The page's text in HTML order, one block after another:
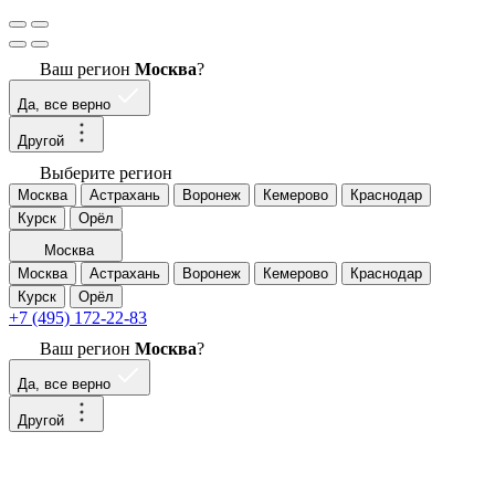
Ваш регион Москва?
Да, все верно
Другой
Выберите регион
Москва Астрахань Воронеж Кемерово
Краснодар
Курск
Орёл
Москва
Москва
Астрахань Воронеж Кемерово
Краснодар
Курск
Орёл
+7 (495) 172-22-83
Ваш регион Москва?
Да, все верно
Другой